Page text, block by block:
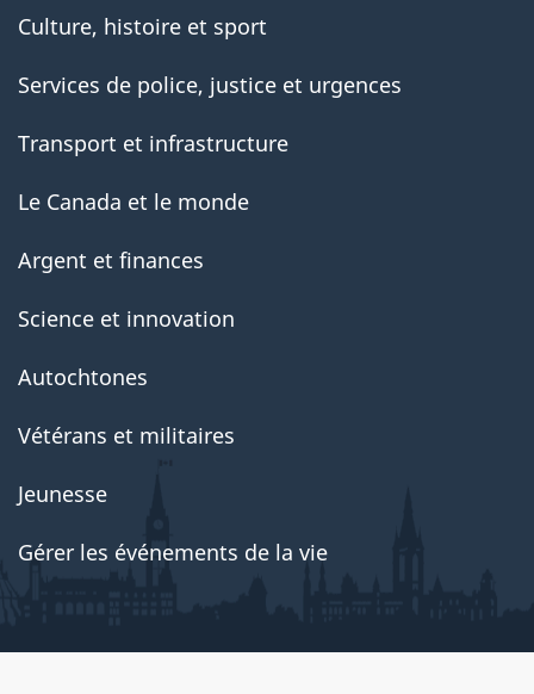
Culture, histoire et sport
Services de police, justice et urgences
Transport et infrastructure
Le Canada et le monde
Argent et finances
Science et innovation
Autochtones
Vétérans et militaires
Jeunesse
Gérer les événements de la vie